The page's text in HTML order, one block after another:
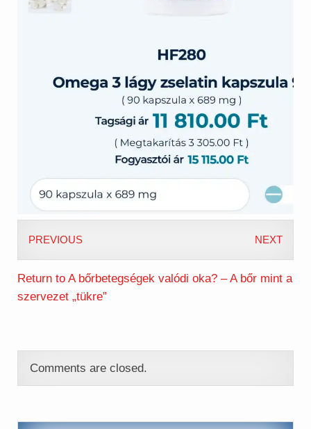
PREVIOUS NEXT
Return to A bőrbetegségek valódi oka? – A bőr mint a
szervezet „tükre”
Comments are closed.